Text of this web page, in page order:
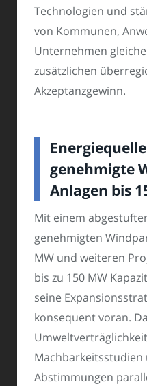
Technologien und
von Kommunen,
Unternehmen
zusätzlichen
Akzeptanzgewinn.
genehmigte
Anlagen bis
Mit einem
genehmigten
MW und weiteren
bis zu 150 MW
seine
konsequent voran.
Abstimmungen